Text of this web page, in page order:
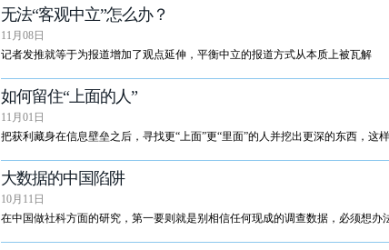
无法“客观中立”怎么办？
11月08日
记者发推就等于为报道增加了观点延伸，平衡中立的报道方式从本质上被瓦解
如何留住“上面的人”
11月01日
把获利藏身在信息壁垒之后，寻找更“上面”更“里面”的人并挖出更深的东西，这
大数据的中国陷阱
10月11日
在中国做社科方面的研究，第一要则就是别相信任何现成的调查数据，必须想办